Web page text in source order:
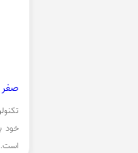
صفر
خود
است.